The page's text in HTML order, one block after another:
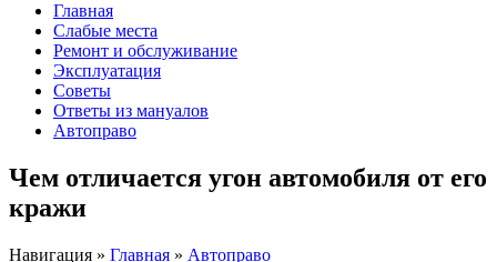
Главная
Слабые места
Ремонт и обслуживание
Эксплуатация
Советы
Ответы из мануалов
Автоправо
Чем отличается угон автомобиля от его
кражи
Навигация » Главная » Автоправо